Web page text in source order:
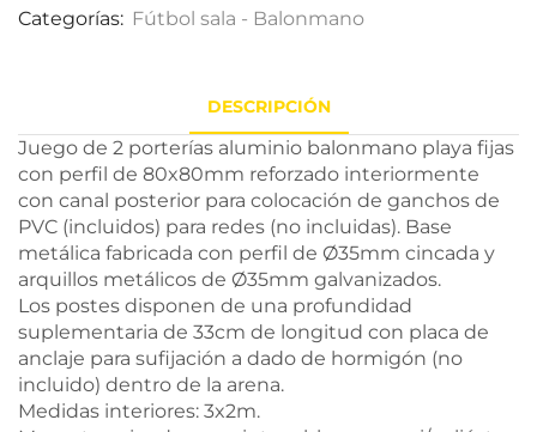
Categorías: Fútbol sala - Balonmano
DESCRIPCIÓN
Juego de 2 porterías aluminio balonmano playa fijas
con perfil de 80x80mm reforzado interiormente
con canal posterior para colocación de ganchos de
PVC (incluidos) para redes (no incluidas). Base
metálica fabricada con perfil de Ø35mm cincada y
arquillos metálicos de Ø35mm galvanizados.
Los postes disponen de una profundidad
suplementaria de 33cm de longitud con placa de
anclaje para sufijación a dado de hormigón (no
incluido) dentro de la arena.
Medidas interiores: 3x2m.